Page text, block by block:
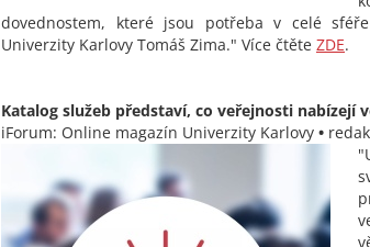
dovednostem, které jsou potřeba v celé
Univerzity Karlovy Tomáš Zima." Více čtěte ZDE.
Katalog služeb představí, co veřejnosti nabízejí
iForum: Online magazín Univerzity Karlovy •